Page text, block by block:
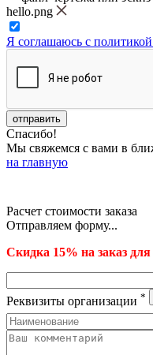
hello.png
Я соглашаюсь с
Спасибо!
Мы свяжемся с вами в
на главную
Расчет стоимости заказа
Отправляем форму...
Скидка 15% на заказ
Реквизиты организации *